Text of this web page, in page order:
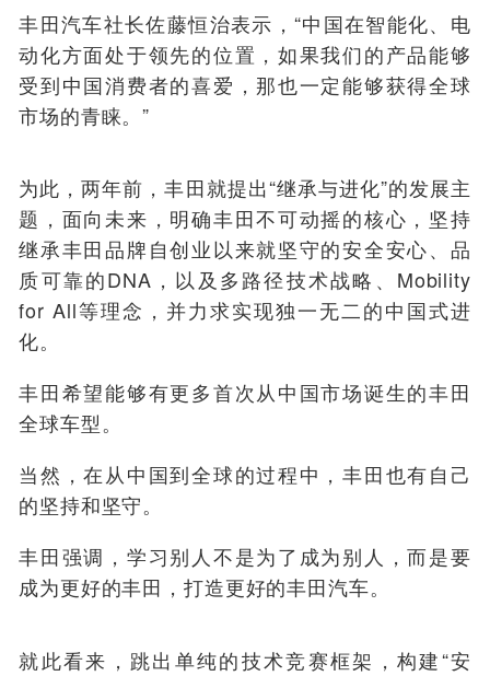
丰田汽车社长佐藤恒治表示，“中国在智能化、电
动化方面处于领先的位置，如果我们的产品能够
受到中国消费者的喜爱，那也一定能够获得全球
市场的青睐。”
为此，两年前，丰田就提出“继承与进化”的发展主
题，面向未来，明确丰田不可动摇的核心，坚持
继承丰田品牌自创业以来就坚守的安全安心、品
质可靠的DNA，以及多路径技术战略、Mobility
for All等理念，并力求实现独一无二的中国式进
化。
丰田希望能够有更多首次从中国市场诞生的丰田
全球车型。
当然，在从中国到全球的过程中，丰田也有自己
的坚持和坚守。
丰田强调，学习别人不是为了成为别人，而是要
成为更好的丰田，打造更好的丰田汽车。
就此看来，跳出单纯的技术竞赛框架，构建“安